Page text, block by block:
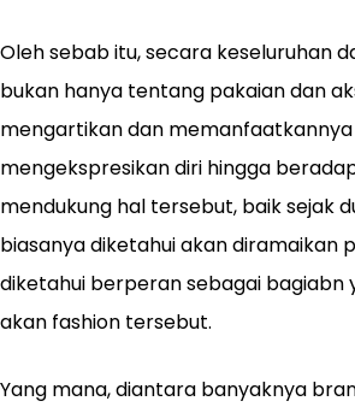
Oleh sebab itu, secara keseluruhan
bukan hanya tentang pakaian dan
mengartikan dan
mengekspresikan diri hingga
mendukung hal tersebut, baik sejak
biasanya diketahui akan diramaikan
diketahui berperan sebagai
akan fashion tersebut.
Yang mana, diantara banyaknya